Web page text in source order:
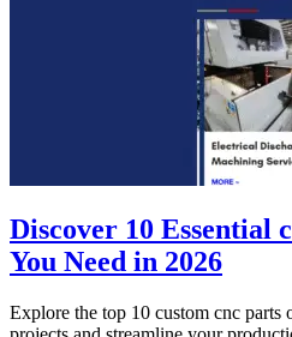
Discover 10 Essential
You Need in 2026
Explore the top 10 custom cnc parts